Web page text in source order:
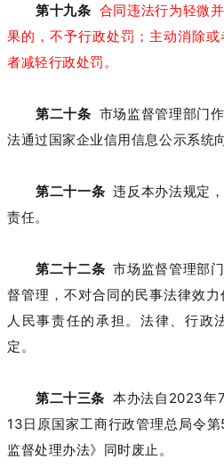
第十九条 合同违法行为轻微
果的，不予行政处罚；主动消除
者减轻行政处罚。
第二十条 市场监督管理部门
法通过国家企业信用信息公示系统
第二十一条 违反本办法规定
责任。
第二十二条 市场监督管理部
督管理，不对合同的民事法律效
人民事责任的承担。法律、行政
定。
第二十三条 本办法自2023年
13日原国家工商行政管理总局令
监督处理办法》同时废止。